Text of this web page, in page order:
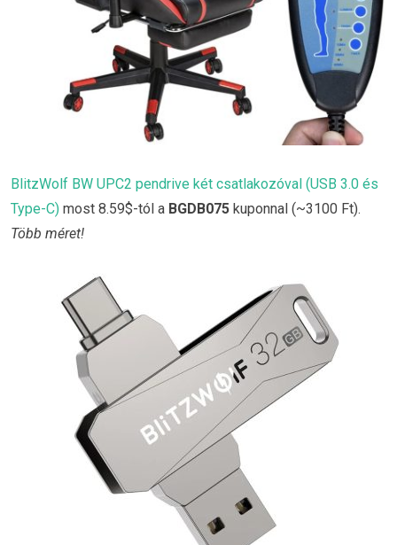
BlitzWolf BW UPC2 pendrive két csatlakozóval (USB 3.0 és
Type-C) most 8.59$-tól a BGDB075 kuponnal (~3100 Ft).
Több méret!